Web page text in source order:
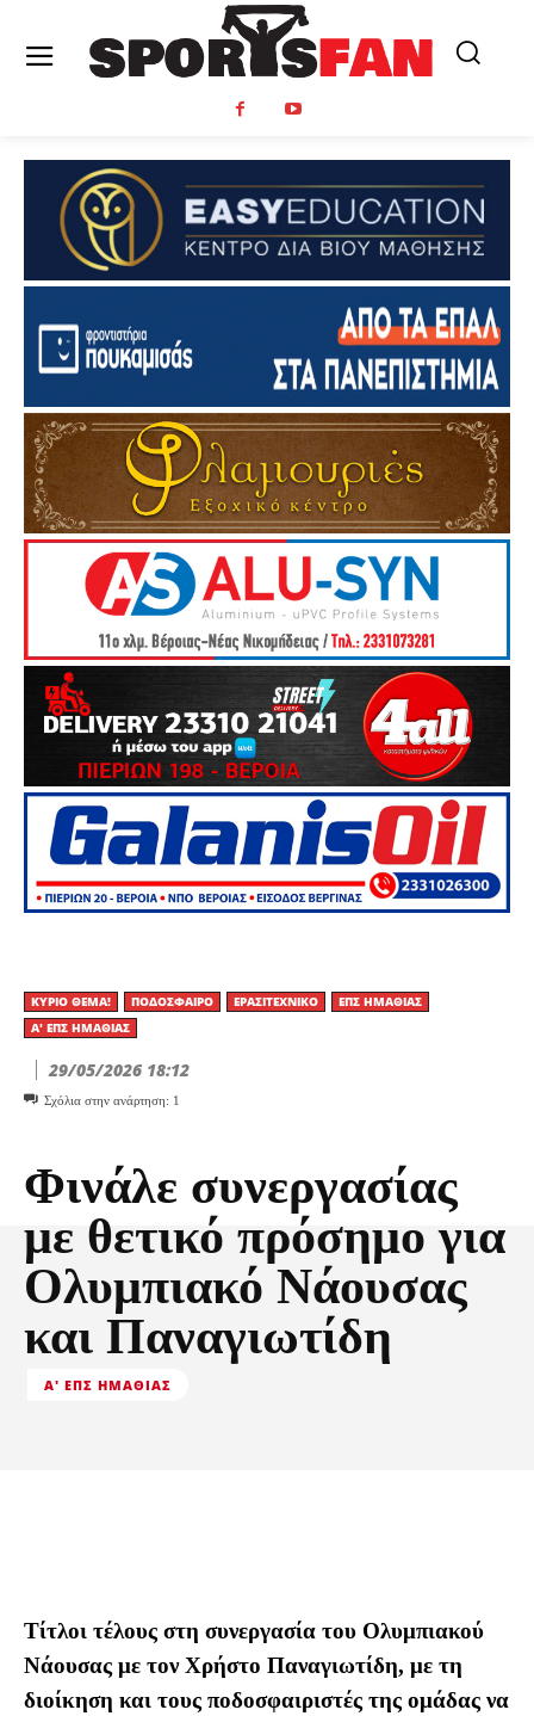
ΚΎΡΙΟ ΘΈΜΑ! ΠΟΔΌΣΦΑΙΡΟ ΕΡΑΣΙΤΕΧΝΙΚΟ
ΕΠΣ ΗΜΑΘΊΑΣ
Α' ΕΠΣ ΗΜΑΘΊΑΣ
29/05/2026 18:12
Σχόλια στην ανάρτηση: 1
Φινάλε συνεργασίας
με θετικό πρόσημο για
Ολυμπιακό Νάουσας
και Παναγιωτίδη
Α' ΕΠΣ ΗΜΑΘΊΑΣ
Τίτλοι τέλους στη συνεργασία του Ολυμπιακού
Νάουσας με τον Χρήστο Παναγιωτίδη, με τη
διοίκηση και τους ποδοσφαιριστές της ομάδας να